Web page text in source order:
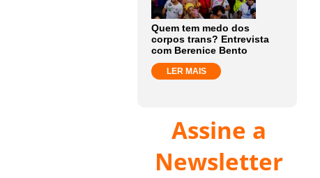
Quem tem medo dos
corpos trans? Entrevista
com Berenice Bento
LER MAIS
Assine a
Newsletter